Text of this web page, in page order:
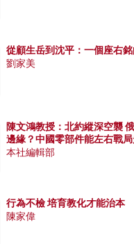
從顧生岳到沈平：一個座右
劉家美
陳文鴻教授：北約縱深空襲
邊緣？中國零部件能左右戰局
本社編輯部
行為不檢 培育教化才能治本
陳家偉